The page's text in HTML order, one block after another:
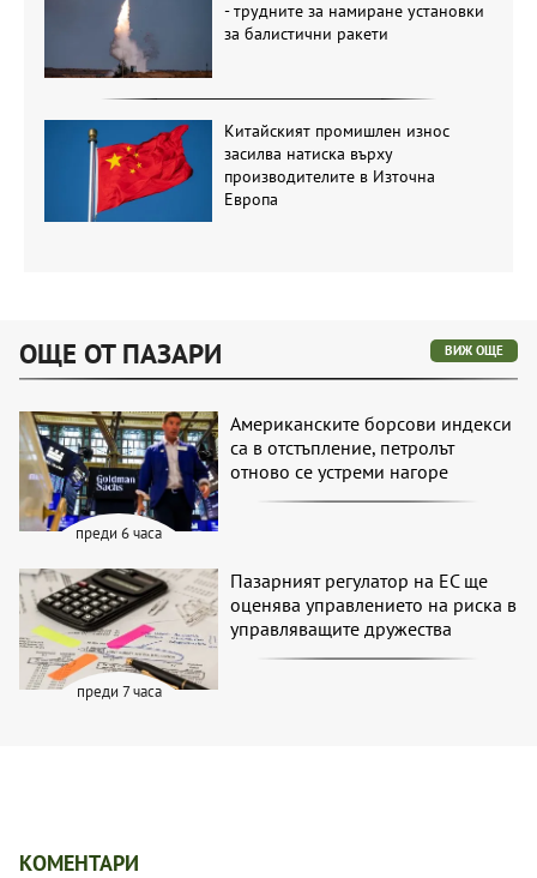
- трудните за намиране установки
за балистични ракети
Китайският промишлен износ
засилва натиска върху
производителите в Източна
Европа
ОЩЕ ОТ ПАЗАРИ ВИЖ ОЩЕ
преди 6 часа
Американските борсови индекси
са в отстъпление, петролът
отново се устреми нагоре
преди 7 часа
Пазарният регулатор на ЕС ще
оценява управлението на риска в
управляващите дружества
КОМЕНТАРИ